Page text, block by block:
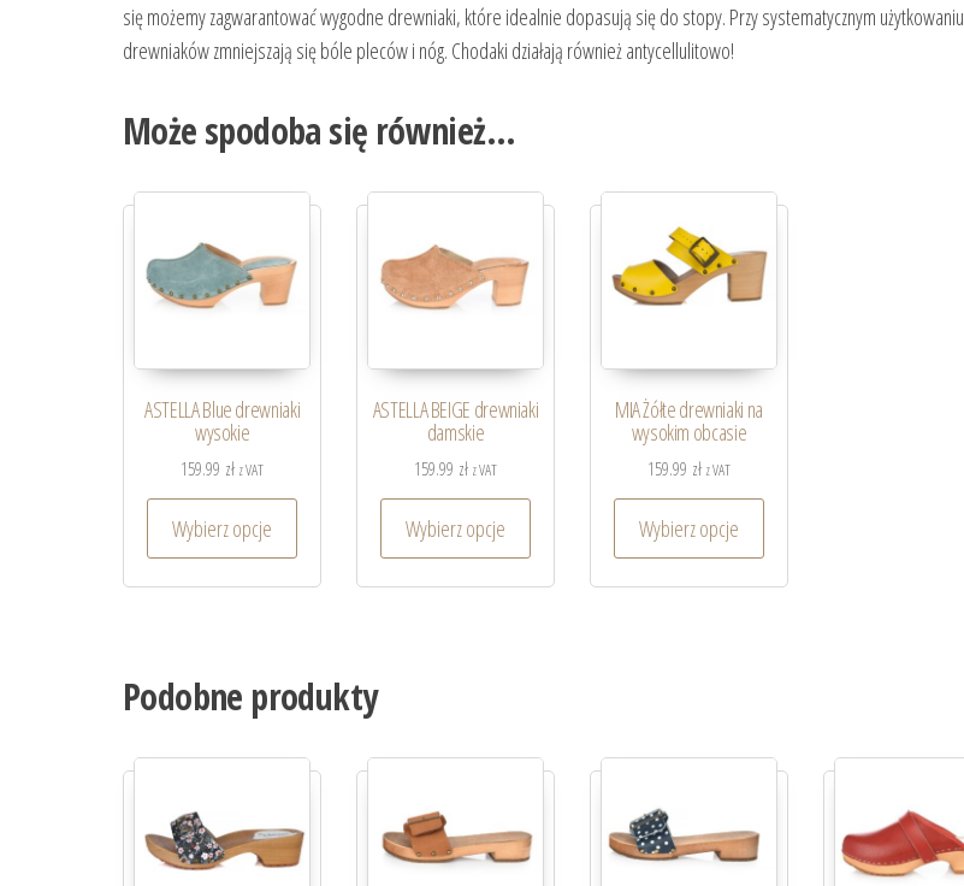
się możemy zagwarantować wygodne drewniaki, które idealnie dopasują się do stopy. Przy systematycznym użytkowaniu
drewniaków zmniejszają się bóle pleców i nóg. Chodaki działają również antycellulitowo!
Może spodoba się również…
ASTELLA Blue drewniaki
wysokie
159.99 zł z VAT
Wybierz opcje
ASTELLA BEIGE drewniaki
damskie
159.99 zł z VAT
Wybierz opcje
MIA Żółte drewniaki na
wysokim obcasie
159.99 zł z VAT
Wybierz opcje
Podobne produkty